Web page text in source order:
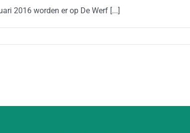
2016 worden er op De Werf [...]